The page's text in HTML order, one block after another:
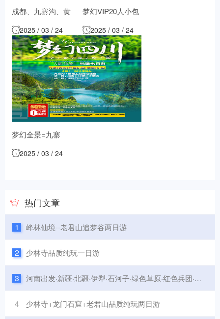
成都、九寨沟、黄
龙洞、乐山大佛、
峨眉山全景七日游
2025 / 03 / 24
梦幻VIP20人小包
团-九寨沟、黄龙、
熊猫基地五日游
2025 / 03 / 24
梦幻全景=九寨
沟、黄龙、熊猫基
2025 / 03 / 24
热门文章
1 峰林仙境--老君山追梦谷两日游
2 少林寺品质纯玩一日游
3 河南出发·新疆·北疆·伊犁·石河子·绿色草原·红色兵团·之旅双飞八日游
4 少林寺+龙门石窟+老君山品质纯玩两日游